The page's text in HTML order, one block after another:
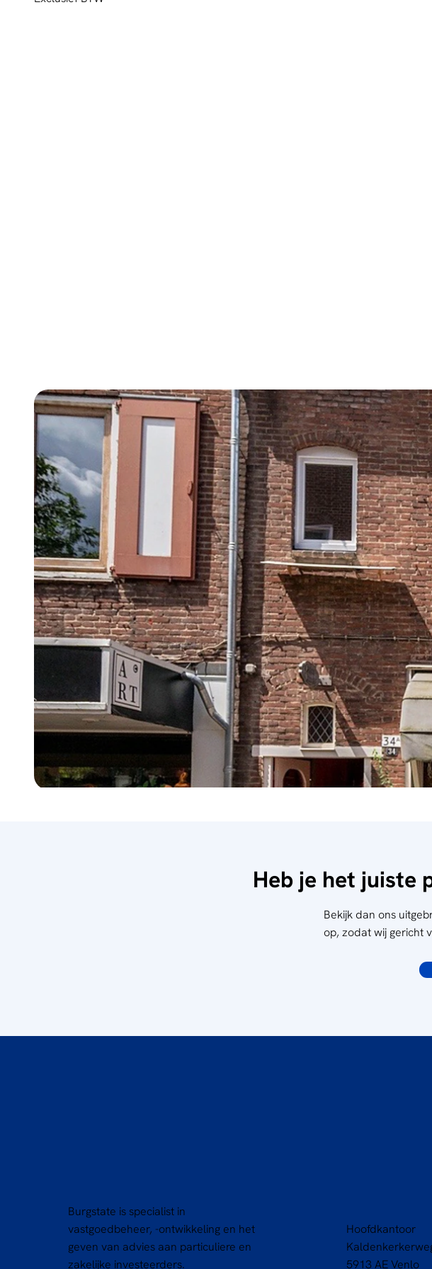
Heb je het juiste
Bekijk dan ons
op, zodat wij gericht
Burgstate is specialist in
vastgoedbeheer, -ontwikkeling en het
geven van advies aan particuliere en
zakelijke investeerders.
Hoofdkantoor
5913 AE Venlo